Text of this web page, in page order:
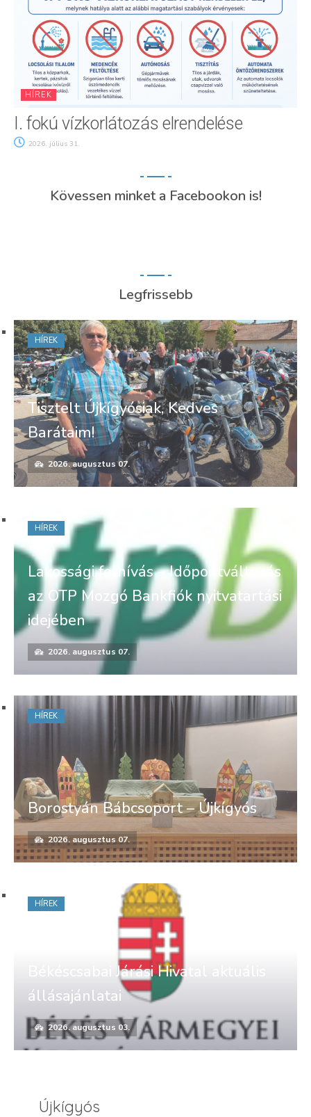
HÍREK
I. fokú vízkorlátozás elrendelése
2026. július 31.
Kövessen minket a Facebookon is!
Legfrissebb
Tisztelt Újkígyósiak, Kedves
Barátaim!
2026. augusztus 07.
HÍREK
Lakossági felhívás – Időpontváltozás
az OTP Mozgó Bankfiók nyitvatartási
idejében
2026. augusztus 07.
HÍREK
Borostyán Bábcsoport – Újkígyós
2026. augusztus 07.
HÍREK
Békéscsabai Járási Hivatal aktuális
állásajánlatai
2026. augusztus 03.
HÍREK
Újkígyós